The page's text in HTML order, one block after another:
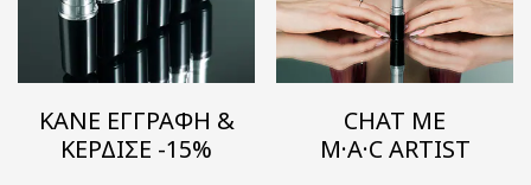
ΚΑΝΕ ΕΓΓΡΑΦΗ &
ΚΕΡΔΙΣΕ -15%
CHAT ΜΕ
M·A·C ARTIST